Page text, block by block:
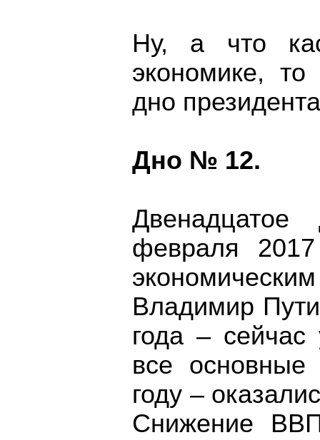
Ну, а что
экономике,
дно
Дно № 12.
февраля
Владимир
года – сейчас
все
году –
Снижение